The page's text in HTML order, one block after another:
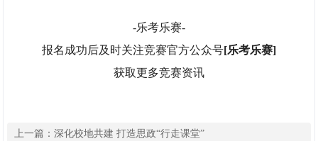
-乐考乐赛-
报名成功后及时关注竞赛官方公众号[乐考乐赛]
获取更多竞赛资讯
上一篇：深化校地共建 打造思政“行走课堂”